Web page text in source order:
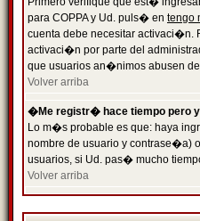
para COPPA y Ud. puls� en tengo
cuenta debe necesitar activaci�n.
activaci�n por parte del
que usuarios an�nimos abusen
Volver arriba
�Me registr� hace tiempo pero
Lo m�s probable es que: haya
nombre de usuario y contrase�a)
usuarios, si Ud. pas� mucho
Volver arriba